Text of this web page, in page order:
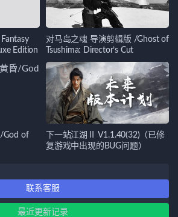
Edition
对马岛之魂 导演剪辑版 /Ghost of
Tsushima: Director’s Cut
God of
下一站江湖Ⅱ V1.1.40(32)（已修
复游戏中出现的BUG问题）
联系客服
最近更新记录